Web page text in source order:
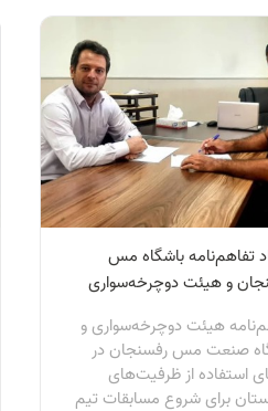
تفاهم‌نامه باشگاه مس
و هیئت دوچرخه‌سواری
هیئت دوچرخه‌سواری و
صنعت مس رفسنجان در
استفاده از ظرفیت‌های
برای شروع مسابقات تیم